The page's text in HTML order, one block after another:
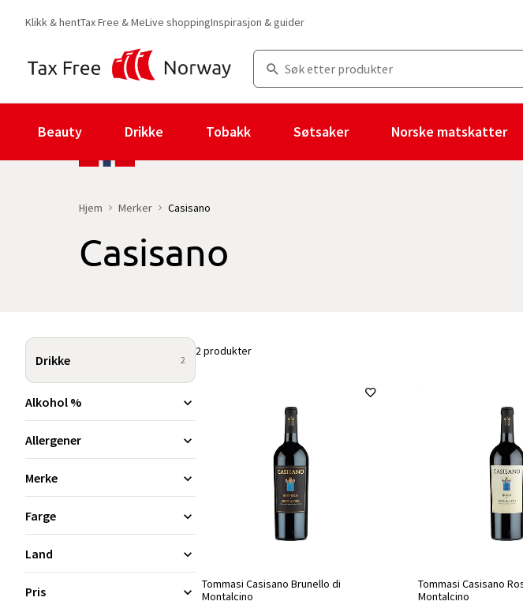
Klikk & hentTax Free & MeLive shoppingInspirasjon & guider
Beauty Drikke Tobakk Søtsaker Norske matskatter
Hjem Merker Casisano
Casisano
Drikke 2
Alkohol %
Allergener
Merke
Farge
Land
Pris
2 produkter
Tommasi Casisano Brunello di
Montalcino
Tommasi Casisano
Montalcino